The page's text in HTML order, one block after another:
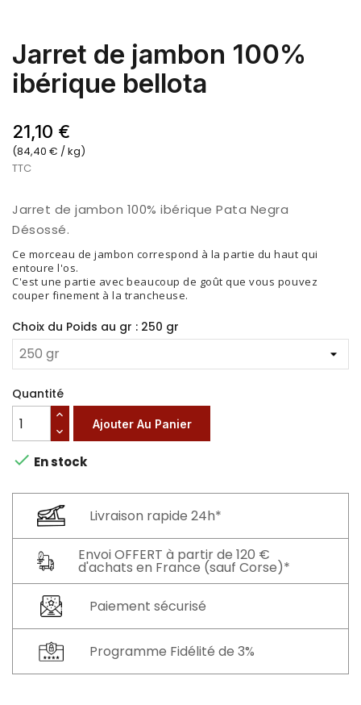
Jarret de jambon 100%
ibérique bellota
21,10 €
(84,40 € / kg)
TTC
Jarret de jambon 100% ibérique Pata Negra
Désossé.
Ce morceau de jambon correspond à la partie du haut qui
entoure l'os.
C'est une partie avec beaucoup de goût que vous pouvez
couper finement à la trancheuse.
Choix du Poids au gr : 250 gr
Quantité
Ajouter Au Panier
 En stock
Livraison rapide 24h*
Envoi OFFERT à partir de 120 €
d'achats en France (sauf Corse)*
Paiement sécurisé
Programme Fidélité de 3%